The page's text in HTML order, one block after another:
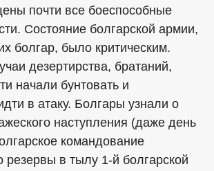
почти все боеспособные
Состояние болгарской армии,
болгар, было критическим.
дезертирства, братаний,
начали бунтовать и
в атаку. Болгары узнали о
наступления (даже день
командование
резервы в тылу 1-й болгарской